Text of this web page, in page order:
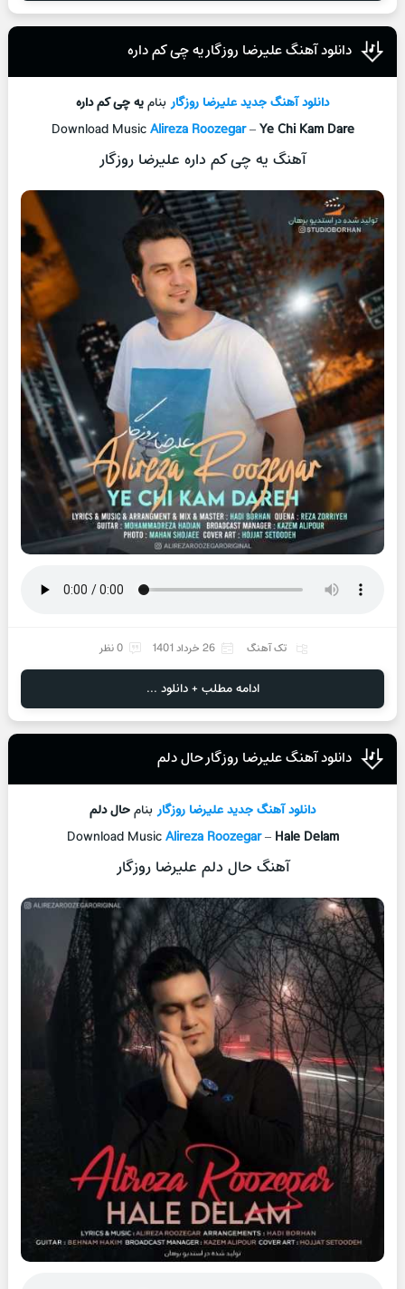
دانلود آهنگ علیرضا روزگار یه چی کم داره
دانلود آهنگ جدیدعلیرضا روزگاربنامیه چی کم داره
Download MusicAlireza Roozegar–Ye Chi Kam Dare
آهنگ یه چی کم داره علیرضا روزگار
تک آهنگ 26 خرداد 1401 0 نظر
ادامه مطلب + دانلود ...
دانلود آهنگ علیرضا روزگار حال دلم
دانلود آهنگ جدیدعلیرضا روزگاربنامحال دلم
Download MusicAlireza Roozegar– Hale Delam
آهنگ حال دلم علیرضا روزگار